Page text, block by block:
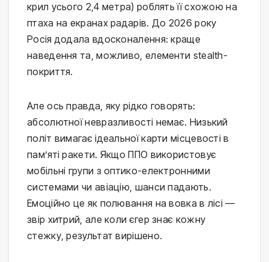
крил усього 2,4 метра) роблять її схожою на
птаха на екранах радарів. До 2026 року
Росія додала вдосконалення: краще
наведення та, можливо, елементи stealth-
покриття.
Але ось правда, яку рідко говорять:
абсолютної невразливості немає. Низький
політ вимагає ідеальної карти місцевості в
пам’яті ракети. Якщо ППО використовує
мобільні групи з оптико-електронними
системами чи авіацію, шанси падають.
Емоційно це як полювання на вовка в лісі —
звір хитрий, але коли єгер знає кожну
стежку, результат вирішено.